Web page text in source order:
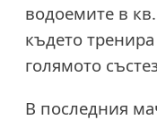
водоемите в
където
голямото
В последния